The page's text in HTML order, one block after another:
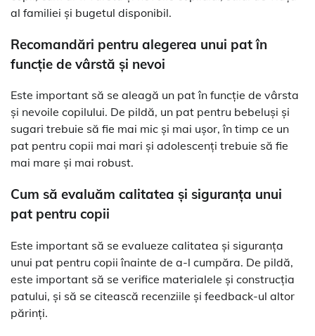
al familiei și bugetul disponibil.
Recomandări pentru alegerea unui pat în
funcție de vârstă și nevoi
Este important să se aleagă un pat în funcție de vârsta
și nevoile copilului. De pildă, un pat pentru bebeluși și
sugari trebuie să fie mai mic și mai ușor, în timp ce un
pat pentru copii mai mari și adolescenți trebuie să fie
mai mare și mai robust.
Cum să evaluăm calitatea și siguranța unui
pat pentru copii
Este important să se evalueze calitatea și siguranța
unui pat pentru copii înainte de a-l cumpăra. De pildă,
este important să se verifice materialele și construcția
patului, și să se citească recenziile și feedback-ul altor
părinți.